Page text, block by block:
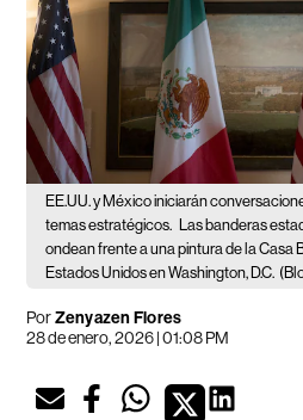
EE.UU. y México iniciarán
temas estratégicos.
Las banderas
ondean frente a una pintura de la Casa
Estados Unidos en Washington, D.C.
PorZenyazen Flores
28 de enero, 2026 | 01:08 PM